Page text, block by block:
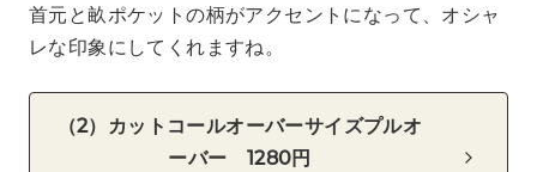
首元と畝ポケットの柄がアクセントになって、オシャ
レな印象にしてくれますね。
（2）カットコールオーバーサイズプルオ
ーバー 1280円